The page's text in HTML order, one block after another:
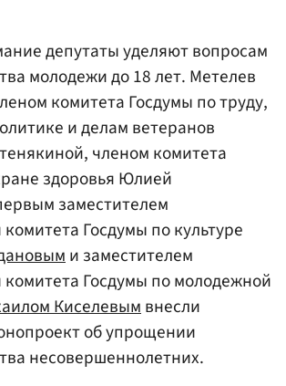
депутаты уделяют вопросам
молодежи до 18 лет. Метелев
комитета Госдумы по труду,
и делам ветеранов
членом комитета
здоровья Юлией
заместителем
Госдумы по культуре
и заместителем
комитета Госдумы по молодежной
Киселевымвнесли
об упрощении
несовершеннолетних.